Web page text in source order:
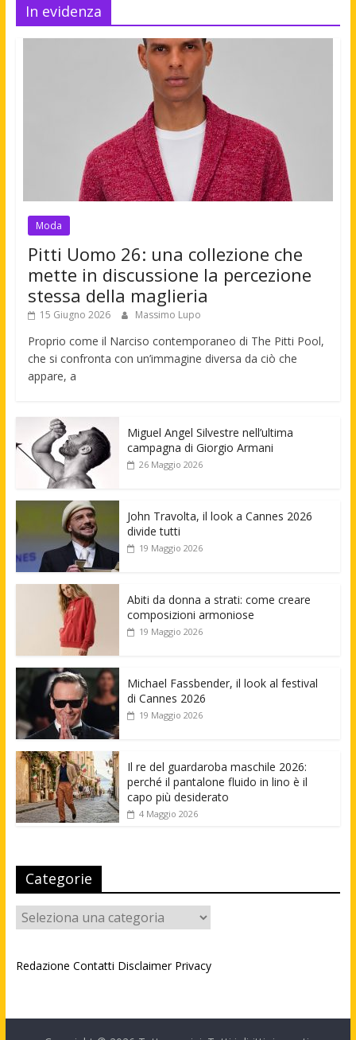
In evidenza
Moda
Pitti Uomo 26: una collezione che
mette in discussione la percezione
stessa della maglieria
15 Giugno 2026 Massimo Lupo
Proprio come il Narciso contemporaneo di The Pitti Pool,
che si confronta con un’immagine diversa da ciò che
appare, a
Miguel Angel Silvestre nell’ultima
campagna di Giorgio Armani
26 Maggio 2026
John Travolta, il look a Cannes 2026
divide tutti
19 Maggio 2026
Abiti da donna a strati: come creare
composizioni armoniose
19 Maggio 2026
Michael Fassbender, il look al festival
di Cannes 2026
19 Maggio 2026
Il re del guardaroba maschile 2026:
perché il pantalone fluido in lino è il
capo più desiderato
4 Maggio 2026
Categorie
Categorie
Redazione Contatti Disclaimer Privacy